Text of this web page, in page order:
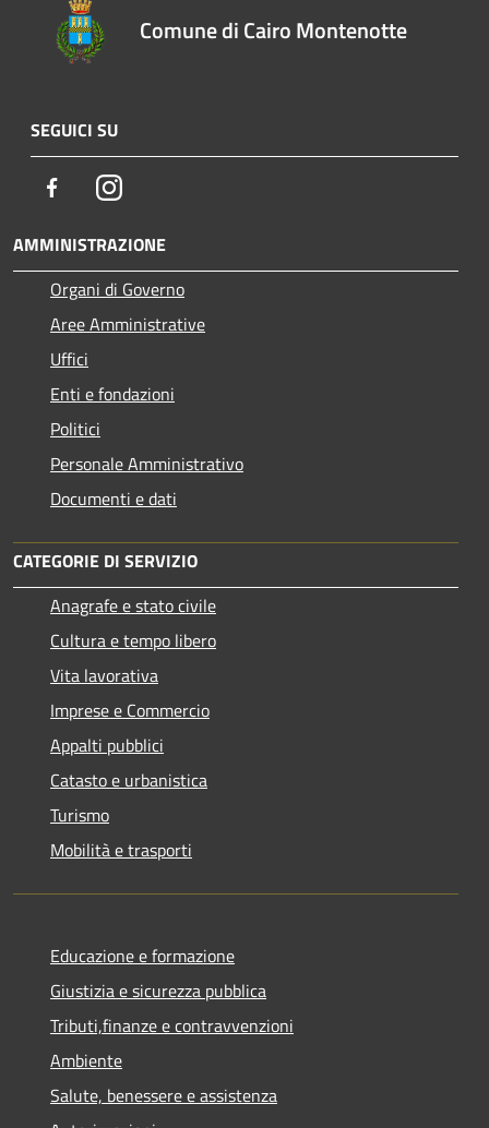
Comune di Cairo Montenotte
SEGUICI SU
FacebookInstagram
AMMINISTRAZIONE
Organi di Governo
Aree Amministrative
Uffici
Enti e fondazioni
Politici
Personale Amministrativo
Documenti e dati
CATEGORIE DI SERVIZIO
Anagrafe e stato civile
Cultura e tempo libero
Vita lavorativa
Imprese e Commercio
Appalti pubblici
Catasto e urbanistica
Turismo
Mobilità e trasporti
Educazione e formazione
Giustizia e sicurezza pubblica
Tributi,finanze e contravvenzioni
Ambiente
Salute, benessere e assistenza